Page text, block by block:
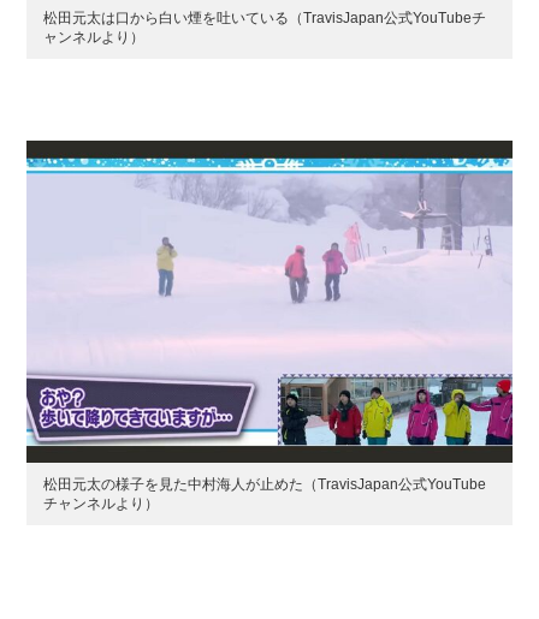
松田元太は口から白い煙を吐いている（TravisJapan公式YouTubeチ
ャンネルより）
松田元太の様子を見た中村海人が止めた（TravisJapan公式YouTube
チャンネルより）